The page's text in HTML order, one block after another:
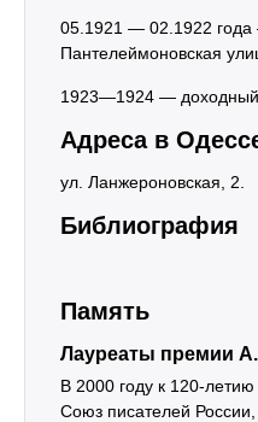
05.1921 — 02.1922
Пантелеймоновская
1923—1924 — доходный
Адреса в
ул. Ланжероновская, 2.
Библиография
Память
Лауреаты премии
В 2000 году к 120-
Союз писателей России,